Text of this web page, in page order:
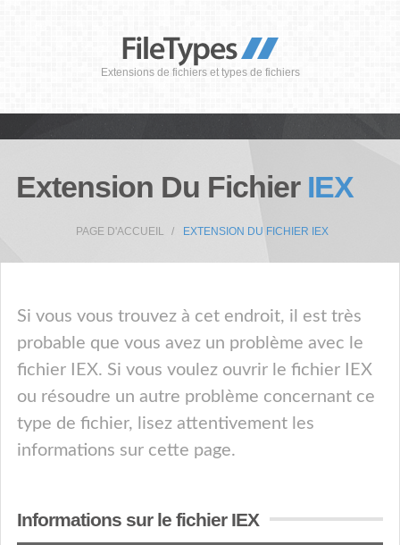
Extensions de fichiers et types de fichiers
Extension Du Fichier IEX
PAGE D'ACCUEIL EXTENSION DU FICHIER IEX
Si vous vous trouvez à cet endroit, il est très
probable que vous avez un problème avec le
fichier IEX. Si vous voulez ouvrir le fichier IEX
ou résoudre un autre problème concernant ce
type de fichier, lisez attentivement les
informations sur cette page.
Informations sur le fichier IEX